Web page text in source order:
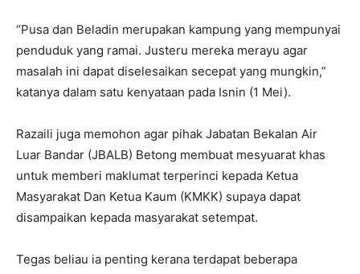
“Pusa dan Beladin merupakan kampung yang mempunyai
penduduk yang ramai. Justeru mereka merayu agar
masalah ini dapat diselesaikan secepat yang mungkin,”
katanya dalam satu kenyataan pada Isnin (1 Mei).
Razaili juga memohon agar pihak Jabatan Bekalan Air
Luar Bandar (JBALB) Betong membuat mesyuarat khas
untuk memberi maklumat terperinci kepada Ketua
Masyarakat Dan Ketua Kaum (KMKK) supaya dapat
disampaikan kepada masyarakat setempat.
Tegas beliau ia penting kerana terdapat beberapa